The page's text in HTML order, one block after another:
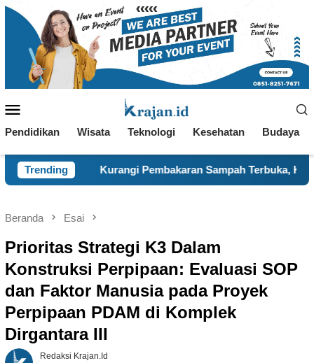
Loncat
Mobile
Pendidikan Wisata Teknologi Kesehatan Budaya
Trending
Pembakaran Sampah Terbuka, KKN 120 dan Warga
Beranda Esai
Prioritas Strategi K3 Dalam
Konstruksi Perpipaan: Evaluasi SOP
dan Faktor Manusia pada Proyek
Perpipaan PDAM di Komplek
Dirgantara III
Redaksi Krajan.id